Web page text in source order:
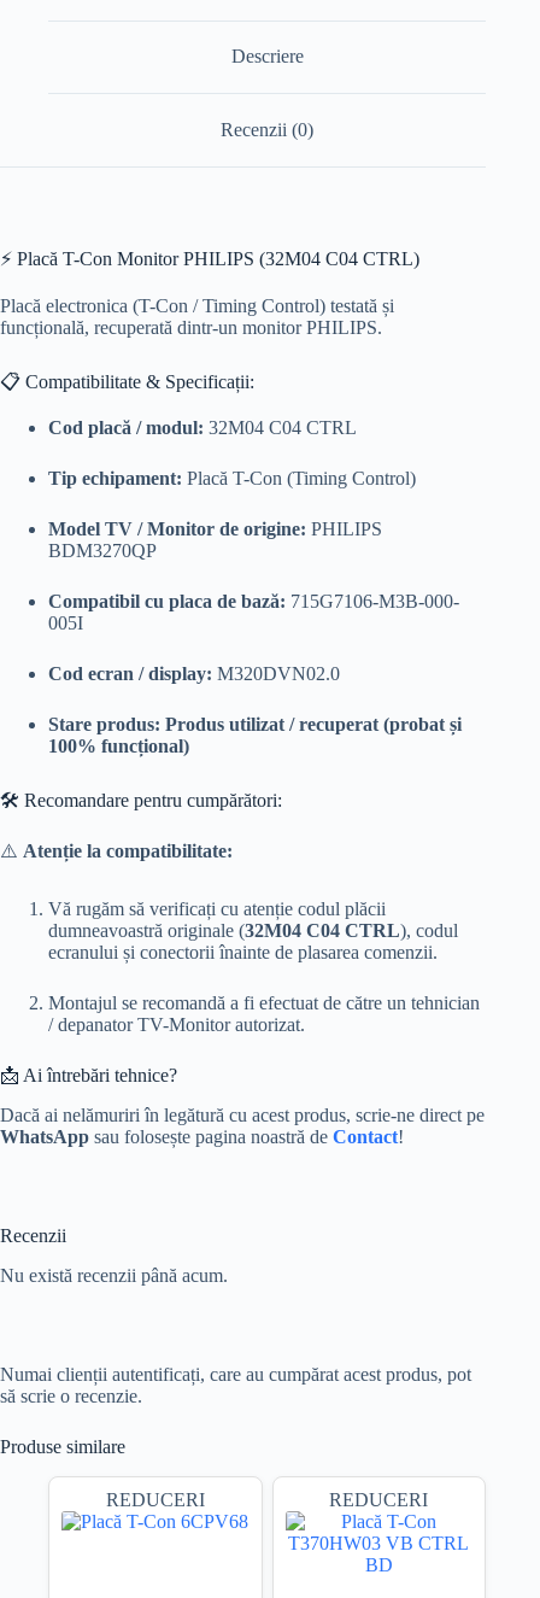
Descriere
Recenzii (0)
⚡ Placă T-Con Monitor PHILIPS (32M04 C04 CTRL)
Placă electronica (T-Con / Timing Control) testată și
funcțională, recuperată dintr-un monitor PHILIPS.
📋 Compatibilitate & Specificații:
Cod placă / modul: 32M04 C04 CTRL
Tip echipament: Placă T-Con (Timing Control)
Model TV / Monitor de origine: PHILIPS
BDM3270QP
Compatibil cu placa de bază: 715G7106-M3B-000-
005I
Cod ecran / display: M320DVN02.0
Stare produs: Produs utilizat / recuperat (probat și
100% funcțional)
🛠️ Recomandare pentru cumpărători:
⚠️ Atenție la compatibilitate:
Vă rugăm să verificați cu atenție codul plăcii
dumneavoastră originale (32M04 C04 CTRL), codul
ecranului și conectorii înainte de plasarea comenzii.
Montajul se recomandă a fi efectuat de către un tehnician
/ depanator TV-Monitor autorizat.
📩 Ai întrebări tehnice?
Dacă ai nelămuriri în legătură cu acest produs, scrie-ne direct pe
WhatsApp sau folosește pagina noastră de Contact!
Recenzii
Nu există recenzii până acum.
Numai clienții autentificați, care au cumpărat acest produs, pot
să scrie o recenzie.
Produse similare
REDUCERI REDUCERI